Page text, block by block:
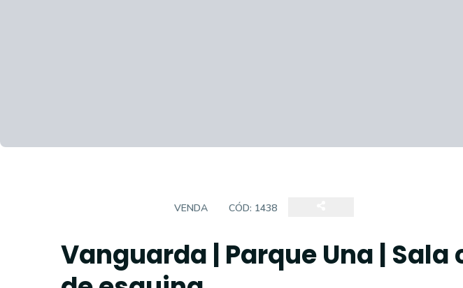
VENDA CÓD: 1438
Vanguarda | Parque Una |